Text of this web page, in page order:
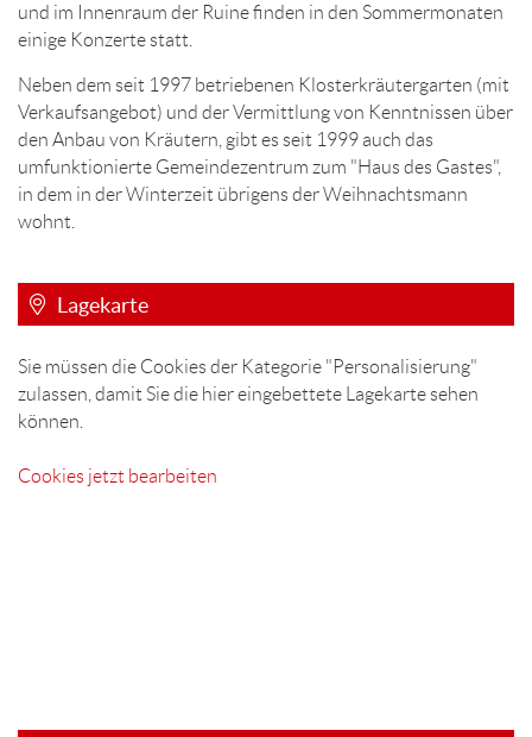
und im Innenraum der Ruine finden in den Sommermonaten
einige Konzerte statt.
Neben dem seit 1997 betriebenen Klosterkräutergarten (mit
Verkaufsangebot) und der Vermittlung von Kenntnissen über
den Anbau von Kräutern, gibt es seit 1999 auch das
umfunktionierte Gemeindezentrum zum "Haus des Gastes",
in dem in der Winterzeit übrigens der Weihnachtsmann
wohnt.
Lagekarte
Sie müssen die Cookies der Kategorie "Personalisierung"
zulassen, damit Sie die hier eingebettete Lagekarte sehen
können.
Cookies jetzt bearbeiten